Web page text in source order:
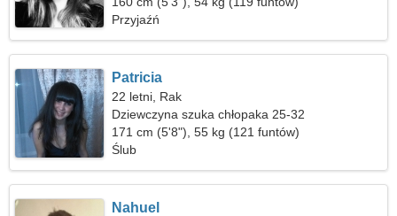
Przyjaźń
Patricia
22 letni, Rak
Dziewczyna szuka chłopaka 25-32
171 cm (5'8"), 55 kg (121 funtów)
Ślub
Nahuel